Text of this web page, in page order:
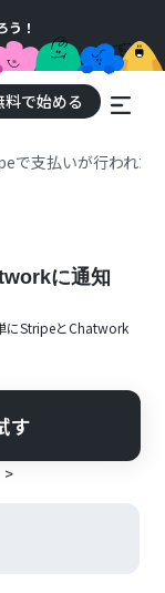
う！
料で始める
で支払いが行われた
に通知
にStripeとChatwork
す
>